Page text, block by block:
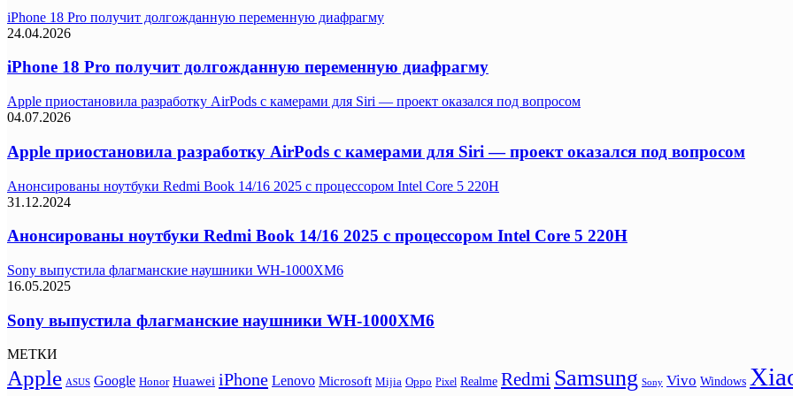
iPhone 18 Pro получит долгожданную переменную диафрагму
24.04.2026
iPhone 18 Pro получит долгожданную переменную диафрагму
Apple приостановила разработку AirPods с камерами для Siri — проект оказался под вопросом
04.07.2026
Apple приостановила разработку AirPods с камерами для Siri — проект оказался под вопросом
Анонсированы ноутбуки Redmi Book 14/16 2025 с процессором Intel Core 5 220H
31.12.2024
Анонсированы ноутбуки Redmi Book 14/16 2025 с процессором Intel Core 5 220H
Sony выпустила флагманские наушники WH-1000XM6
16.05.2025
Sony выпустила флагманские наушники WH-1000XM6
МЕТКИ
Apple ASUS Google Honor Huawei iPhone Lenovo Microsoft Mijia Oppo Pixel Realme Redmi Samsung Sony Vivo Windows